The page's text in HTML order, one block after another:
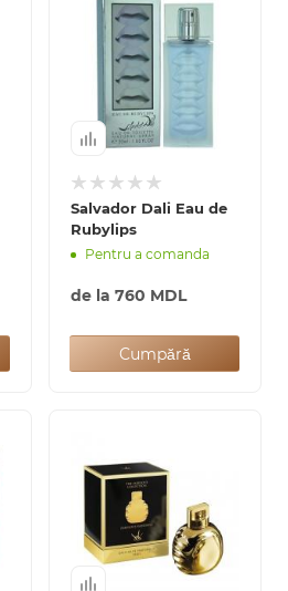
Salvador Dali Eau de
Rubylips
Pentru a comanda
de la 760 MDL
Cumpără